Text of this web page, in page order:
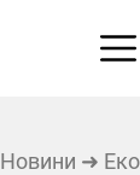
Новини ➜